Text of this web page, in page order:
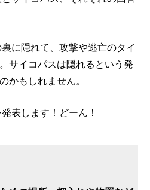
に隠れて、攻撃や逃亡のタイ
サイコパスは隠れるという発
かもしれません。
表します！どーん！